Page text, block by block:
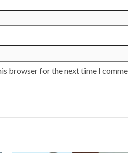
browser for the next time I